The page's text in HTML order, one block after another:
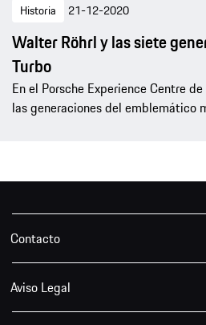
Historia 21-12-2020
Walter Röhrl y las siete
Turbo
En el Porsche Experience Centre
las generaciones del emblemático
Contacto
Aviso Legal